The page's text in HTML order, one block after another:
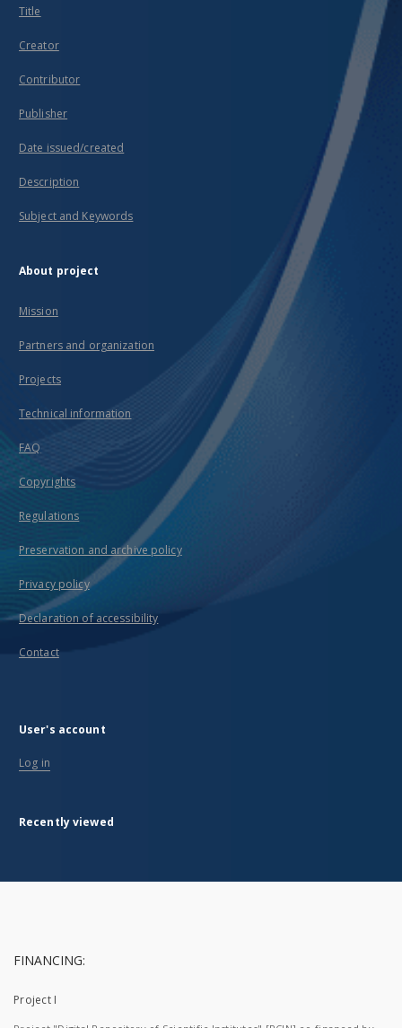
Title
Creator
Contributor
Publisher
Date issued/created
Description
Subject and Keywords
About project
Mission
Partners and organization
Projects
Technical information
FAQ
Copyrights
Regulations
Preservation and archive policy
Privacy policy
Declaration of accessibility
Contact
User's account
Log in
Recently viewed
FINANCING:
Project I